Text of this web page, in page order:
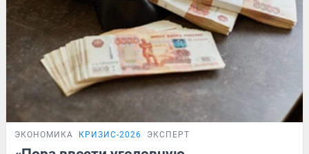
ЭКОНОМИКА КРИЗИС-2026 ЭКСПЕРТ